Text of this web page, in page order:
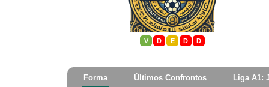
V D E D D
Forma Últimos Confrontos Liga A1: